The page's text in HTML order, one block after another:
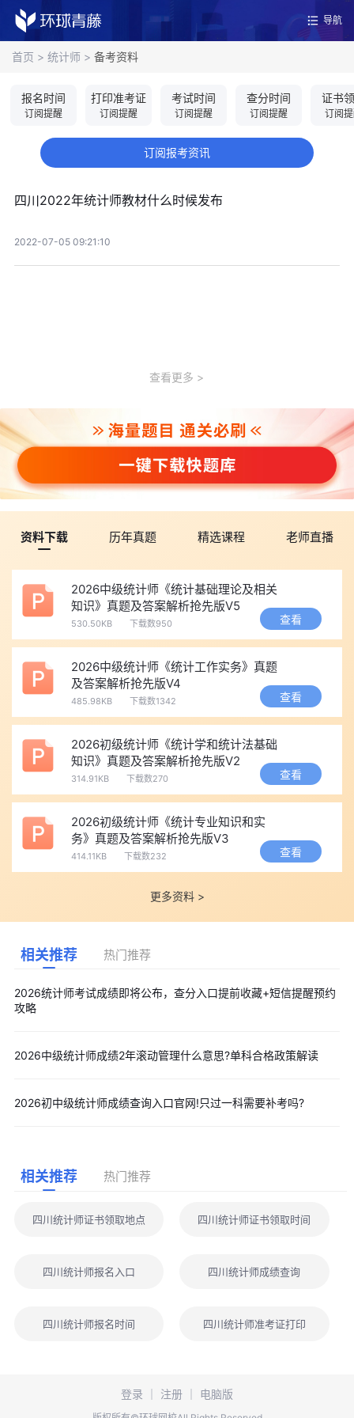
导航
首页 > 统计师 > 备考资料
报名时间
订阅提醒
打印准考证
订阅提醒
考试时间
订阅提醒
查分时间
订阅提醒
证书
订阅
订阅报考资讯
四川2022年统计师教材什么时候发布
2022-07-05 09:21:10
查看更多
资料下载 历年真题 精选课程 老师直播
2026中级统计师《统计基础理论及相关
知识》真题及答案解析抢先版V5
530.50KB 下载数950 查看
2026中级统计师《统计工作实务》真题
及答案解析抢先版V4
485.98KB 下载数1342 查看
2026初级统计师《统计学和统计法基础
知识》真题及答案解析抢先版V2
314.91KB 下载数270 查看
2026初级统计师《统计专业知识和实
务》真题及答案解析抢先版V3
414.11KB 下载数232 查看
更多资料 >
相关推荐 热门推荐
2026统计师考试成绩即将公布，查分入口提前收藏+短信提醒预约
攻略
2026中级统计师成绩2年滚动管理什么意思?单科合格政策解读
2026初中级统计师成绩查询入口官网!只过一科需要补考吗?
相关推荐 热门推荐
四川统计师证书领取地点 四川统计师证书领取时间
四川统计师报名入口 四川统计师成绩查询
四川统计师报名时间 四川统计师准考证打印
登录 注册 电脑版